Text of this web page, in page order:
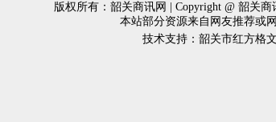
版权所有：韶关商讯网 | Copyright @ 韶关
本站部分资源来自网友推荐或
技术支持：韶关市红方格